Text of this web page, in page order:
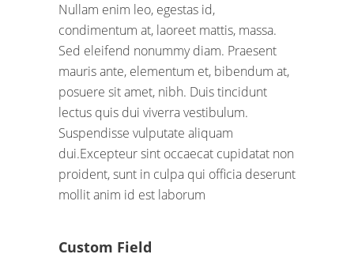
Nullam enim leo, egestas id,
condimentum at, laoreet mattis, massa.
Sed eleifend nonummy diam. Praesent
mauris ante, elementum et, bibendum at,
posuere sit amet, nibh. Duis tincidunt
lectus quis dui viverra vestibulum.
Suspendisse vulputate aliquam
dui.Excepteur sint occaecat cupidatat non
proident, sunt in culpa qui officia deserunt
mollit anim id est laborum
Custom Field